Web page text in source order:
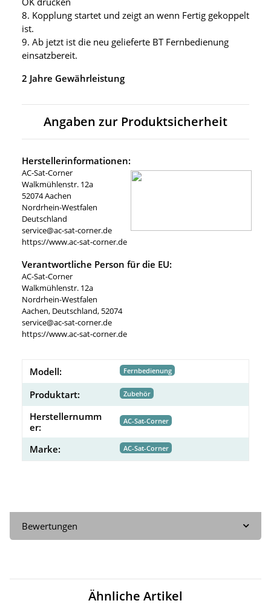
8. Kopplung startet und zeigt an wenn Fertig gekoppelt
ist.
9. Ab jetzt ist die neu gelieferte BT Fernbedienung
einsatzbereit.
2 Jahre Gewährleistung
Angaben zur Produktsicherheit
Herstellerinformationen:
AC-Sat-Corner
Walkmühlenstr. 12a
52074 Aachen
Nordrhein-Westfalen
Deutschland
service@ac-sat-corner.de
https://www.ac-sat-corner.de
Verantwortliche Person für die EU:
AC-Sat-Corner
Walkmühlenstr. 12a
Nordrhein-Westfalen
Aachen, Deutschland, 52074
service@ac-sat-corner.de
https://www.ac-sat-corner.de
Modell: Fernbedienung
Produktart: Zubehör
Herstellernumm
er:
AC-Sat-Corner
Marke: AC-Sat-Corner
Bewertungen
Ähnliche Artikel